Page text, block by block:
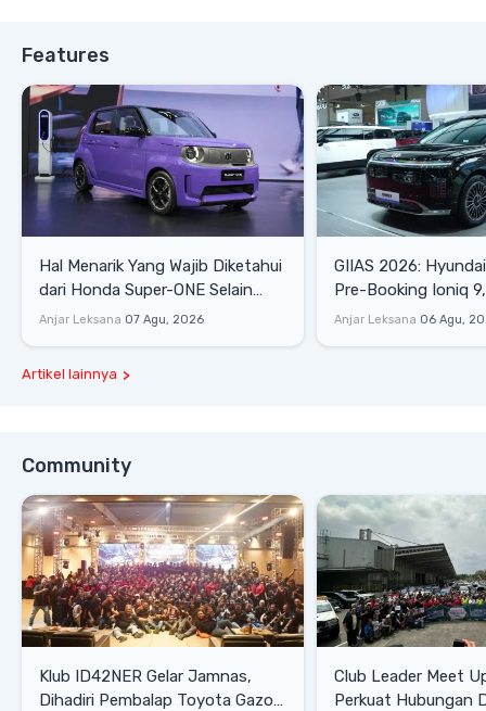
Features
Hal Menarik Yang Wajib Diketahui
dari Honda Super-ONE Selain
Harga
Anjar Leksana 07 Agu, 2026
GIIAS 2026:
Pre-Booking Ioniq
Rp1,49 Miliar
Anjar Leksana 06 Agu,
Artikel lainnya
Community
Klub ID42NER Gelar Jamnas,
Dihadiri Pembalap Toyota Gazoo
Club Leader Meet
Perkuat Hubungan